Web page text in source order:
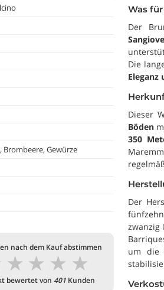
Brombeere, Gewürze
nach dem Kauf abstimmen
★
★
★
★
bewertet von401 Kunden
Was
Der
Die
Eleganz
Dieser
Böden
350
Der
zwanzig
um